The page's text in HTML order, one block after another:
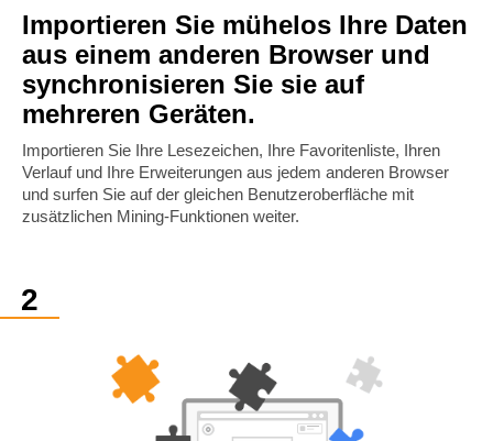
Importieren Sie mühelos Ihre Daten
aus einem anderen Browser und
synchronisieren Sie sie auf
mehreren Geräten.
Importieren Sie Ihre Lesezeichen, Ihre Favoritenliste, Ihren
Verlauf und Ihre Erweiterungen aus jedem anderen Browser
und surfen Sie auf der gleichen Benutzeroberfläche mit
zusätzlichen Mining-Funktionen weiter.